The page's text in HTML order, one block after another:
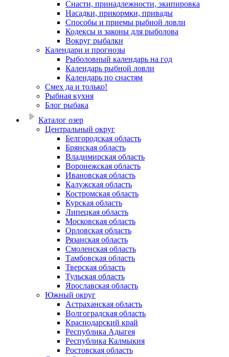
Снасти, принадлежности, экипировка
Насадки, прикормки, привады
Способы и приемы рыбной ловли
Кодексы и законы для рыболова
Вокруг рыбалки
Календари и прогнозы
Рыболовный календарь на год
Календарь рыбной ловли
Календарь по снастям
Смех да и только!
Рыбная кухня
Блог рыбака
Каталог озер
Центральный округ
Белгородская область
Брянская область
Владимирская область
Воронежская область
Ивановская область
Калужская область
Костромская область
Курская область
Липецкая область
Московская область
Орловская область
Рязанская область
Смоленская область
Тамбовская область
Тверская область
Тульская область
Ярославская область
Южный округ
Астраханская область
Волгоградская область
Краснодарский край
Республика Адыгея
Республика Калмыкия
Ростовская область